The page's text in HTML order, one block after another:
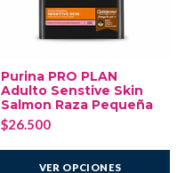
Purina PRO PLAN
Adulto Senstive Skin
Salmon Raza Pequeña
$26.500
VER OPCIONES